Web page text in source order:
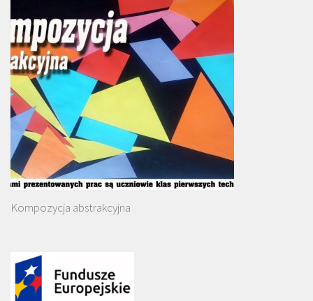
Kompozycja abstrakcyjna